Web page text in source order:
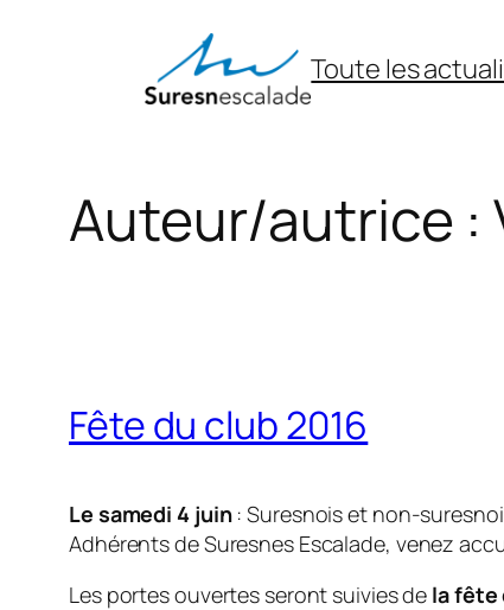
Toute les
Auteur/autrice :
Fête du club 2016
Le samedi 4 juin: Suresnois et non-
Adhérents de Suresnes Escalade, venez
Les portes ouvertes seront suivies de la fête